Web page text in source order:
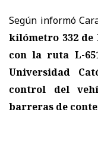
Según informó
kilómetro 332 de
con la ruta L-
Universidad
control del
barreras de